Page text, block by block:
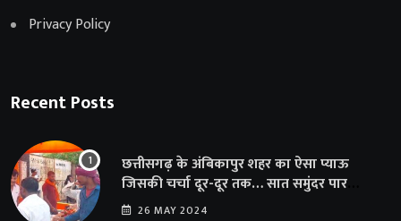
Privacy Policy
Recent Posts
छत्तीसगढ़ के अंबिकापुर शहर का ऐसा प्याऊ
जिसकी चर्चा दूर-दूर तक… सात समुंदर पार
अमेरिका से भी पहुंचा सहयोग
26 MAY 2024